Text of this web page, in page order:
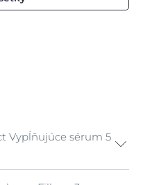
Vypĺňujúce sérum 5